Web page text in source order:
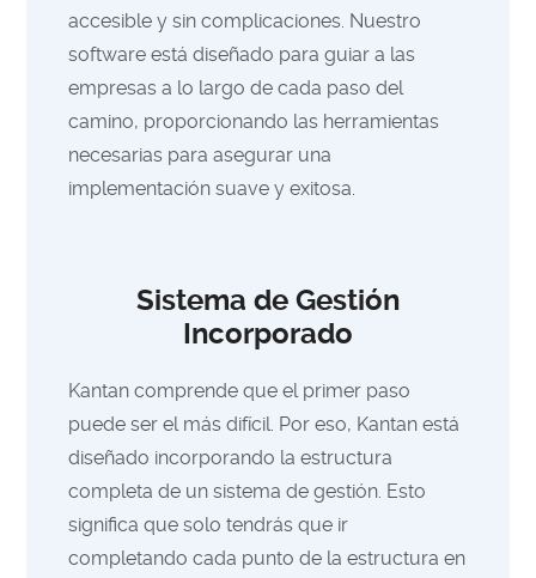
accesible y sin complicaciones. Nuestro
software está diseñado para guiar a las
empresas a lo largo de cada paso del
camino, proporcionando las herramientas
necesarias para asegurar una
implementación suave y exitosa.
Sistema de Gestión
Incorporado
Kantan comprende que el primer paso
puede ser el más difícil. Por eso, Kantan está
diseñado incorporando la estructura
completa de un sistema de gestión. Esto
significa que solo tendrás que ir
completando cada punto de la estructura en